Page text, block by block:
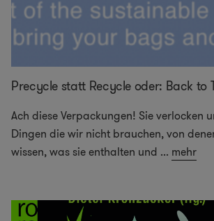
Precycle statt Recycle oder: Back to
Ach diese Verpackungen! Sie verlocken
Dingen die wir nicht brauchen, von
wissen, was sie enthalten und ... mehr